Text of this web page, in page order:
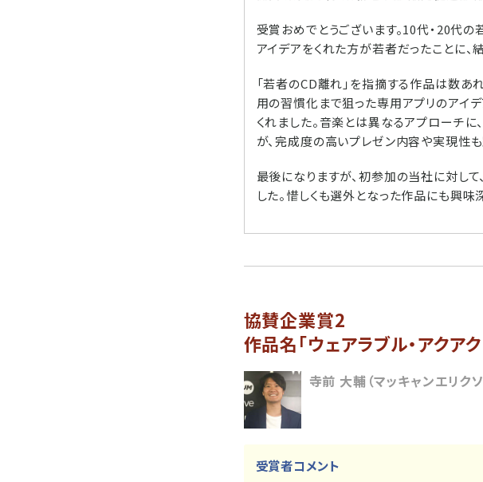
受賞おめでとうございます。10代・20代
アイデアをくれた方が若者だったことに
「若者のCD離れ」を指摘する作品は数あ
用の習慣化まで狙った専用アプリのアイ
くれました。音楽とは異なるアプローチ
が、完成度の高いプレゼン内容や実現性
最後になりますが、初参加の当社に対し
した。惜しくも選外となった作品にも興味
協賛企業賞2
作品名「ウェアラブル・アクアク
寺前 大輔（マッキャンエリクソ
受賞者コメント